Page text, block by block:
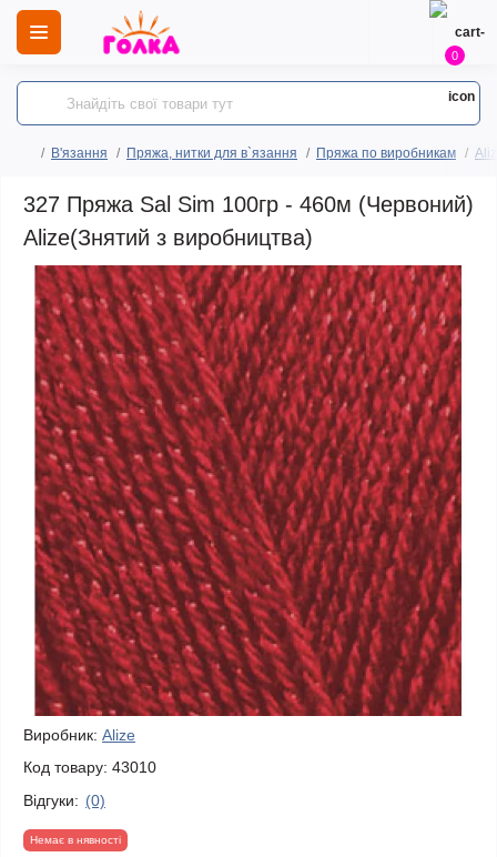
0
В'язання Пряжа, нитки для в`язання Пряжа по виробникам
327 Пряжа Sal Sim 100гр - 460м (Червоний)
Alize(Знятий з виробництва)
Виробник: Alize
Код товару: 43010
Відгуки: (0)
Немає в нявності